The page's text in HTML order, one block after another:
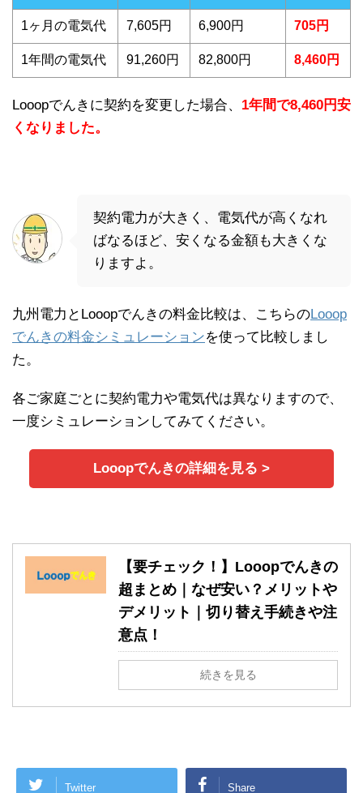
1ヶ月の電気代 7,605円 6,900円 705円
1年間の電気代 91,260円 82,800円 8,460円
Looopでんきに契約を変更した場合、 1年間で8,460円安
くなりました。
契約電力が大きく、電気代が高くなれ
ばなるほど、安くなる金額も大きくな
りますよ。
九州電力とLooopでんきの料金比較は、こちらのLooop
でんきの料金シミュレーションを使って比較しまし
た。
各ご家庭ごとに契約電力や電気代は異なりますので、
一度シミュレーションしてみてください。
Looopでんきの詳細を見る >
【要チェック！】Looopでんきの
超まとめ｜なぜ安い？メリットや
デメリット｜切り替え手続きや注
意点！
続きを見る
Twitter Share